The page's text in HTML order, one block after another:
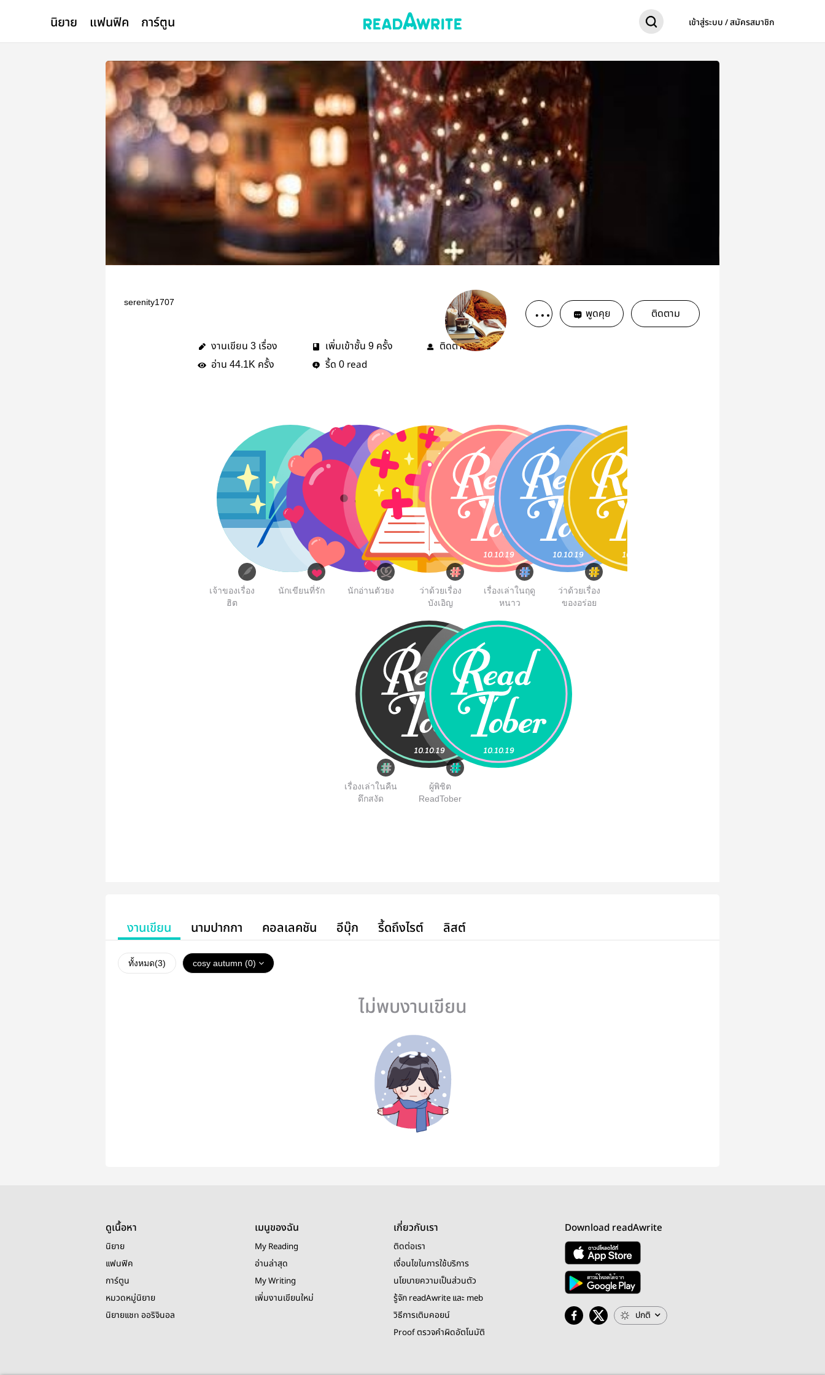
นิยาย แฟนฟิค การ์ตูน เข้าสู่ระบบ / สมัครสมาชิก
serenity1707
พูดคุย ติดตาม
งานเขียน 3 เรื่อง เพิ่มเข้าชั้น 9 ครั้ง ติดตาม8คน
อ่าน 44.1K ครั้ง รี้ด 0 read
เจ้าของเรื่อง
ฮิต
นักเขียนที่รัก นักอ่านตัวยง
ว่าด้วยเรื่อง
บังเอิญ
เรื่องเล่าในฤดู
หนาว
ว่าด้วยเรื่อง
ของอร่อย
เรื่องเล่าในคืน
ดึกสงัด
ผู้พิชิต
ReadTober
งานเขียน นามปากกา คอลเลคชัน อีบุ๊ก รี้ดถึงไรต์ ลิสต์
ทั้งหมด(3) cosy autumn (0)
ไม่พบงานเขียน
ดูเนื้อหา
นิยาย
แฟนฟิค
การ์ตูน
หมวดหมู่นิยาย
นิยายแชท ออริจินอล
เมนูของฉัน
My Reading
อ่านล่าสุด
My Writing
เพิ่มงานเขียนใหม่
เกี่ยวกับเรา
ติดต่อเรา
เงื่อนไขในการใช้บริการ
นโยบายความเป็นส่วนตัว
รู้จัก readAwrite และ meb
วิธีการเติมคอยน์
Proof ตรวจคำผิดอัตโนมัติ
Download readAwrite
ปกติ